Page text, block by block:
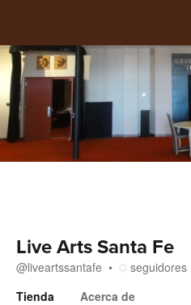
Live Arts Santa Fe
@liveartssantafe seguidores
Tienda
Acerca de